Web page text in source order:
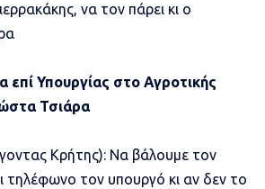
να τον πάρει κι ο
επί Υπουργίας στο Αγροτικής
Τσιάρα
Κρήτης): Να βάλουμε τον
τηλέφωνο τον υπουργό κι αν δεν το